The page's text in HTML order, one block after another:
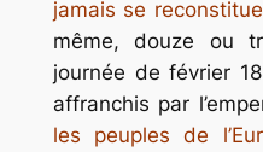
jamais se
même, douze ou
journée de février
affranchis par
les peuples de